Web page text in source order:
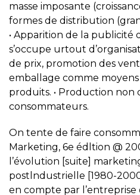
masse imposante
formes de distribution
• Apparition de la publicité
s’occupe urtout
de prix, promotion des
emballage comme
produits. • Production non
consommateurs.
On tente de faire
Marketing, 6e édltion @
l’évolution [suite]
postlndustrielle [1980-
en compte par